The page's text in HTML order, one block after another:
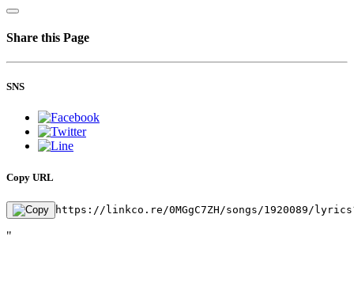
Share this Page
SNS
Copy URL
https://linkco.re/0MGgC7ZH/songs/1920089/
"